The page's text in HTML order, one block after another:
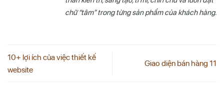
chữ “tâm” trong từng sản phẩm của khách hàng.
10+ lợi ích của việc thiết kế
website
Giao diện bán hàng 11